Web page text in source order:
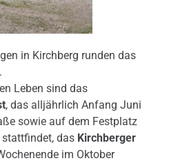
in Kirchberg runden das
Leben sind das
, das alljährlich Anfang Juni
sowie auf dem Festplatz
stattfindet, das Kirchberger
im Oktober